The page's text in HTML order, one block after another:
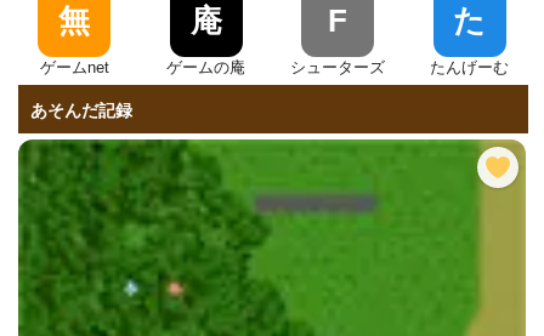
無
ゲームnet
庵
ゲームの庵
F
シューターズ
た
たんげーむ
あそんだ記録